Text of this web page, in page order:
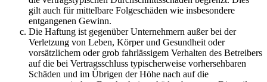
gilt auch für mittelbare Folgeschäden wie insbesondere
entgangenen Gewinn.
Die Haftung ist gegenüber Unternehmern außer bei der
Verletzung von Leben, Körper und Gesundheit oder
vorsätzlichem oder grob fahrlässigem Verhalten des Betreibers
auf die bei Vertragsschluss typischerweise vorhersehbaren
Schäden und im Übrigen der Höhe nach auf die